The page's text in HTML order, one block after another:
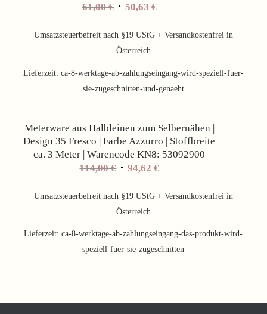
61,00€ 50,63 €
Umsatzsteuerbefreit nach §19 UStG + Versandkostenfrei in
Österreich
Lieferzeit: ca-8-werktage-ab-zahlungseingang-wird-speziell-fuer-
sie-zugeschnitten-und-genaeht
Meterware aus Halbleinen zum Selbernähen |
Design 35 Fresco | Farbe Azzurro | Stoffbreite
ca. 3 Meter | Warencode KN8: 53092900
114,00€ Ursprünglicher
war:
114,00 €
94,62€Aktueller
ist:
Umsatzsteuerbefreit nach §19 UStG + Versandkostenfrei in
Österreich
Lieferzeit:ca-8-werktage-ab-zahlungseingang-das-produkt-wird-
speziell-fuer-sie-zugeschnitten